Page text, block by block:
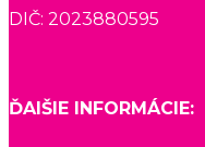
DIČ: 2023880595
ĎAlŠIE INFORMÁCIE: